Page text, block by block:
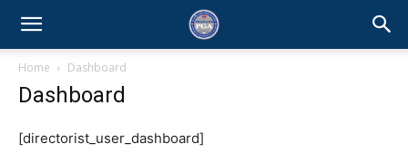
Home Dashboard
Dashboard
[directorist_user_dashboard]